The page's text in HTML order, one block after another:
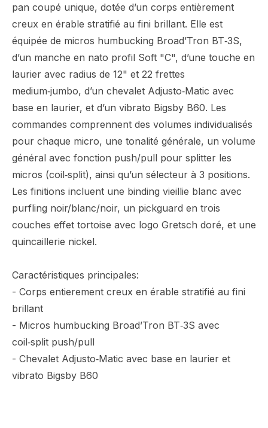
pan coupé unique, dotée d’un corps entièrement
creux en érable stratifié au fini brillant. Elle est
équipée de micros humbucking Broad’Tron BT‑3S,
d’un manche en nato profil Soft "C", d’une touche en
laurier avec radius de 12" et 22 frettes
medium‑jumbo, d’un chevalet Adjusto‑Matic avec
base en laurier, et d’un vibrato Bigsby B60. Les
commandes comprennent des volumes individualisés
pour chaque micro, une tonalité générale, un volume
général avec fonction push/pull pour splitter les
micros (coil‑split), ainsi qu’un sélecteur à 3 positions.
Les finitions incluent une binding vieillie blanc avec
purfling noir/blanc/noir, un pickguard en trois
couches effet tortoise avec logo Gretsch doré, et une
quincaillerie nickel.
Caractéristiques principales:
- Corps entierement creux en érable stratifié au fini
brillant
- Micros humbucking Broad’Tron BT‑3S avec
coil‑split push/pull
- Chevalet Adjusto‑Matic avec base en laurier et
vibrato Bigsby B60